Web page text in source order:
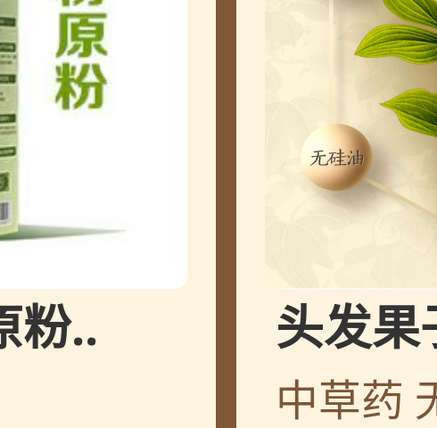
您的订单已发出, 请查
您的订单已发出, 请查
您的订单已发出, 请查
您的订单已发出, 请查
您的订单已发出, 请查
粉.. 头发果
中草药